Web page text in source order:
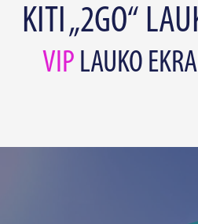
KITI „2GO“
VIP LAUKO